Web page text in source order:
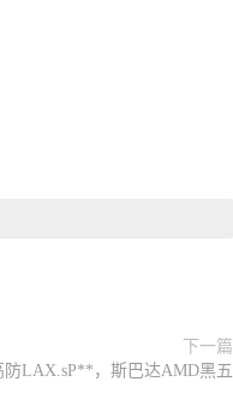
下一篇
防LAX.sP**，斯巴达AMD黑五